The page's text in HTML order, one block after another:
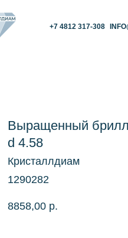
+7 4812 317-308
Выращенный
d 4.58
Кристаллдиам
1290282
8858,00 р.